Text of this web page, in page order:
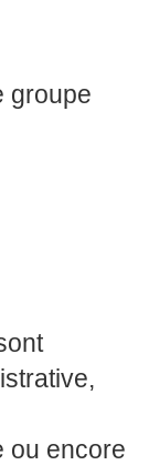
groupe
ou encore